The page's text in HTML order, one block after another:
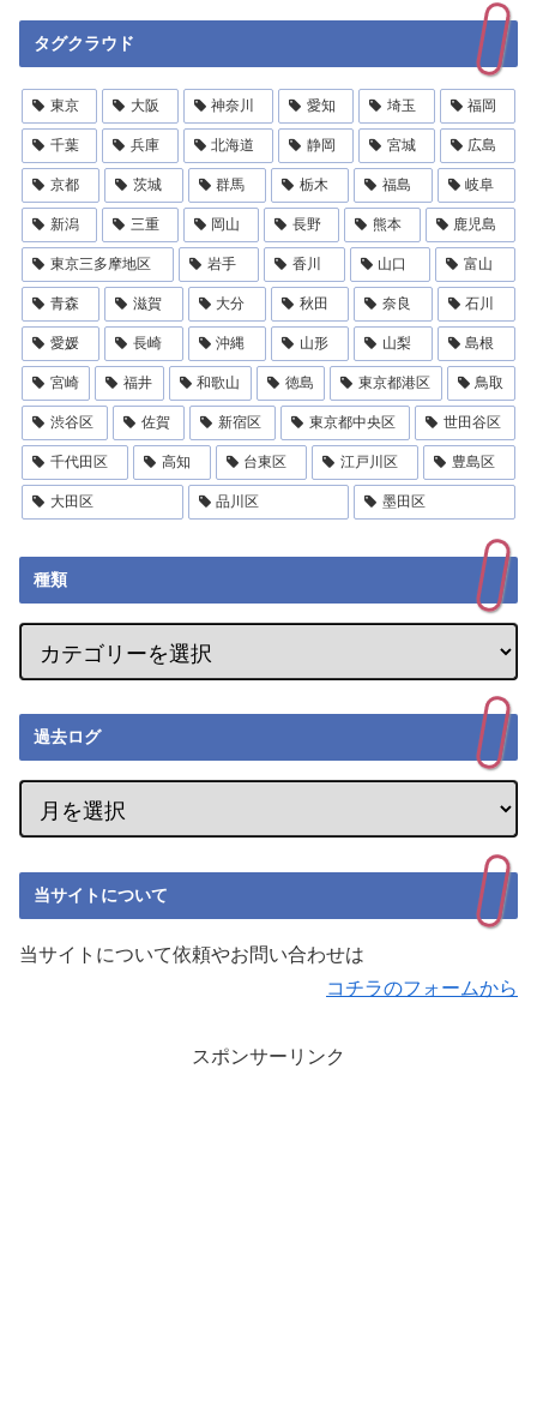
タグクラウド
東京 大阪 神奈川 愛知 埼玉 福岡
千葉 兵庫 北海道 静岡 宮城 広島
京都 茨城 群馬 栃木 福島 岐阜
新潟 三重 岡山 長野 熊本 鹿児島
東京三多摩地区 岩手 香川 山口 富山
青森 滋賀 大分 秋田 奈良 石川
愛媛 長崎 沖縄 山形 山梨 島根
宮崎 福井 和歌山 徳島 東京都港区 鳥取
渋谷区 佐賀 新宿区 東京都中央区 世田谷区
千代田区 高知 台東区 江戸川区 豊島区
大田区 品川区 墨田区
種類
過去ログ
当サイトについて
当サイトについて依頼やお問い合わせは
コチラのフォームから
スポンサーリンク